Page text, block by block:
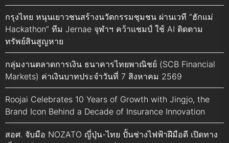
กรุงไทย หนุนเยาวชนสร้างนวัตกรรมชุมชน ผ่านเวที “ฮักแม่
Hackathon” ทีม Jernae จุฬาฯ คว้าแชมป์ ใช้ AI ติดตาม
ทรัพย์สินสูญหาย
กลุ่มงานตลาดการเงิน ธนาคารไทยพาณิชย์ (SCB Financial
Markets) ค่าเงินบาทประจำวันที่ 7 สิงหาคม 2569
Roojai Celebrates 10 Years of Growth with Jingjo, the
Brand Icon Behind a Decade of Insurance Innovation
สอศ. จับมือ NOZATO ญี่ปุ่น-ไทย ปั้นช่างไฟฟ้าฝีมือดี เปิดทาง